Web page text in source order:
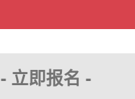
- 立即报名 -